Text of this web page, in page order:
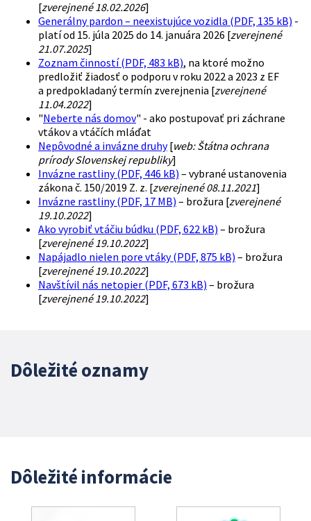
[zverejnené 18.02.2026]
Generálny pardon – neexistujúce vozidla (PDF, 135 kB) -
platí od 15. júla 2025 do 14. januára 2026 [zverejnené
21.07.2025]
Zoznam činností (PDF, 483 kB), na ktoré možno
predložiť žiadosť o podporu v roku 2022 a 2023 z EF
a predpokladaný termín zverejnenia [zverejnené
11.04.2022]
"Neberte nás domov" - ako postupovať pri záchrane
vtákov a vtáčích mláďat
Nepôvodné a invázne druhy[web: Štátna ochrana
prírody Slovenskej republiky]
Invázne rastliny (PDF, 446 kB) – vybrané ustanovenia
zákona č. 150/2019 Z. z. [zverejnené 08.11.2021]
Invázne rastliny (PDF, 17 MB) – brožura [zverejnené
19.10.2022]
Ako vyrobiť vtáčiu búdku (PDF, 622 kB) – brožura
[zverejnené 19.10.2022]
Napájadlo nielen pore vtáky (PDF, 875 kB) – brožura
[zverejnené 19.10.2022]
Navštívil nás netopier (PDF, 673 kB) – brožura
[zverejnené 19.10.2022]
Dôležité oznamy
Dôležité informácie